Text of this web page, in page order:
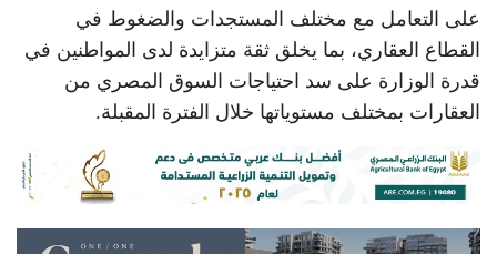
على التعامل مع مختلف المستجدات والضغوط في
القطاع العقاري، بما يخلق ثقة متزايدة لدى المواطنين في
قدرة الوزارة على سد احتياجات السوق المصري من
العقارات بمختلف مستوياتها خلال الفترة المقبلة.